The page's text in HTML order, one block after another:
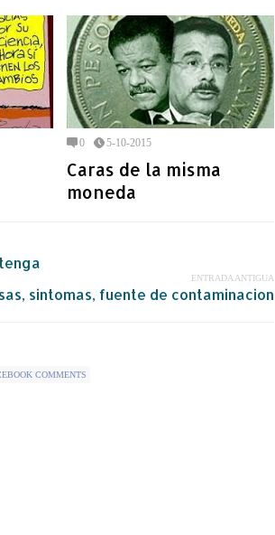
0 5-10-2015
Caras de la misma
moneda
ENTRADA ANTIGUA
sintomas, fuente de contaminacion
COMMENTS